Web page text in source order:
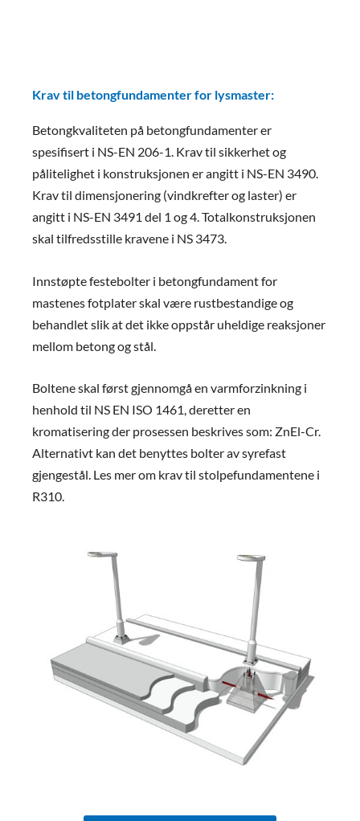
Krav til betongfundamenter for lysmaster:
Betongkvaliteten på betongfundamenter er
spesifisert i NS-EN 206-1. Krav til sikkerhet og
pålitelighet i konstruksjonen er angitt i NS-EN 3490.
Krav til dimensjonering (vindkrefter og laster) er
angitt i NS-EN 3491 del 1 og 4. Totalkonstruksjonen
skal tilfredsstille kravene i NS 3473.
Innstøpte festebolter i betongfundament for
mastenes fotplater skal være rustbestandige og
behandlet slik at det ikke oppstår uheldige reaksjoner
mellom betong og stål.
Boltene skal først gjennomgå en varmforzinkning i
henhold til NS EN ISO 1461, deretter en
kromatisering der prosessen beskrives som: ZnEl-Cr.
Alternativt kan det benyttes bolter av syrefast
gjengestål. Les mer om krav til stolpefundamentene i
R310.